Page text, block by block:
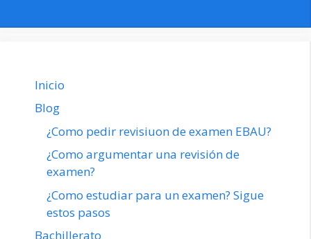
Inicio
Blog
¿Como pedir revisiuon de examen EBAU?
¿Como argumentar una revisión de
examen?
¿Como estudiar para un examen? Sigue
estos pasos
Bachillerato